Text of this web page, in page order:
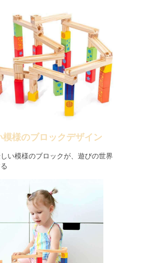
模様のブロックデザイン
い模様のブロックが、遊びの世界